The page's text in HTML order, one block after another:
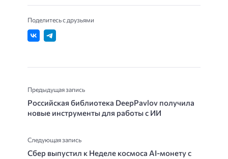
Поделитесь с друзьями
Предыдущая запись
Российская библиотека DeepPavlov получила
новые инструменты для работы с ИИ
Следующая запись
Сбер выпустил к Неделе космоса AI-монету с